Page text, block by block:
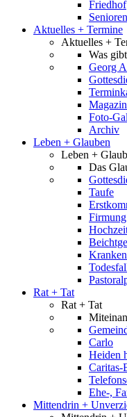
Friedhof
Aktuelles + Termine
Aktuelles +
Was
Georg
Foto-
Archiv
Leben + Glauben
Leben +
Das
Taufe
Firmung
Rat + Tat
Rat + Tat
Carlo
Heiden
Caritas-
Ehe-,
Mittendrin +